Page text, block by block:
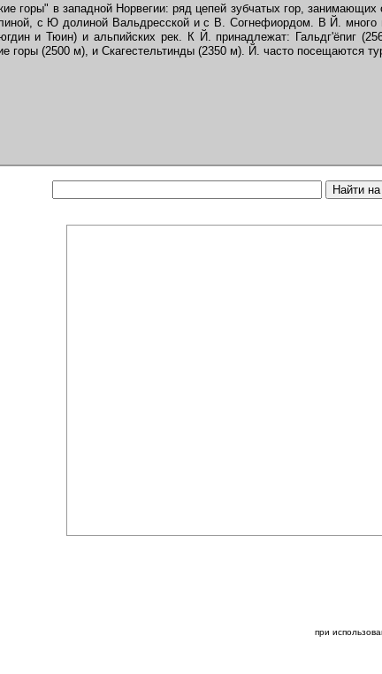
горы" в западной Норвегии: ряд цепей зубчатых гор,
с Ю долиной Вальдресской и с В. Согнефиордом. В Й. много
и Тюин) и альпийских рек. К Й. принадлежат: Гальдг'ёпиг
горы (2500 м), и Скагестельтинды (2350 м). Й. часто посещаются
при